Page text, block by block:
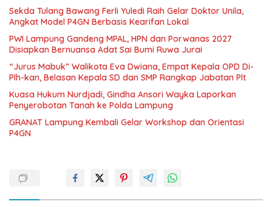
Sekda Tulang Bawang Ferli Yuledi Raih Gelar Doktor Unila,
Angkat Model P4GN Berbasis Kearifan Lokal
PWI Lampung Gandeng MPAL, HPN dan Porwanas 2027
Disiapkan Bernuansa Adat Sai Bumi Ruwa Jurai
“Jurus Mabuk” Walikota Eva Dwiana, Empat Kepala OPD Di-
Plh-kan, Belasan Kepala SD dan SMP Rangkap Jabatan Plt
Kuasa Hukum Nurdjadi, Gindha Ansori Wayka Laporkan
Penyerobotan Tanah ke Polda Lampung
GRANAT Lampung Kembali Gelar Workshop dan Orientasi
P4GN